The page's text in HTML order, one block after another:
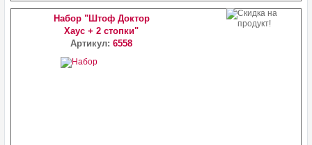
Набор "Штоф Доктор
Хаус + 2 стопки"
Артикул: 6558